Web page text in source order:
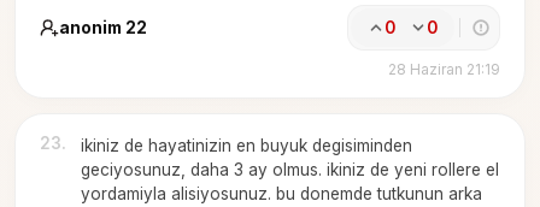
anonim 22 0 0
28 Haziran 21:19
23.
ikiniz de hayatinizin en buyuk degisiminden
geciyosunuz, daha 3 ay olmus. ikiniz de yeni rollere el
yordamiyla alisiyosunuz. bu donemde tutkunun arka